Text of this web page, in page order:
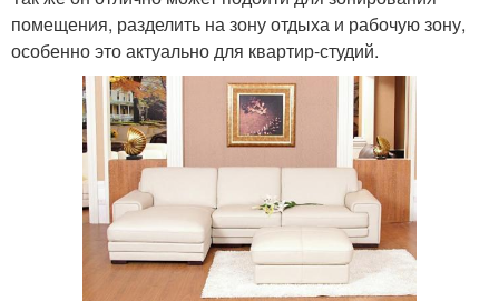
помещения, разделить на зону отдыха и рабочую зону,
особенно это актуально для квартир-студий.